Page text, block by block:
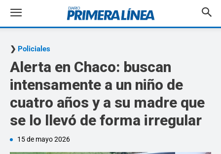
Policiales
Alerta en Chaco: buscan
intensamente a un niño de
cuatro años y a su madre que
se lo llevó de forma irregular
15 de mayo 2026